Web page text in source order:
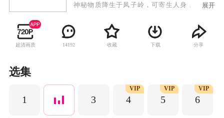
神秘物质降生于凤子岭，可寄生人身，改变人
凶案接踵而来，木代、罗韧、一万三、炎红砂、
曹严华五个平凡而热血的年轻人先后因着各自的
际遇意外卷入心简事件，五人组成凤凰小队，共
华。
展开
超清画质 14192 收藏 下载 分享
选集
1 3 4
VIP
5
VIP
6
VIP